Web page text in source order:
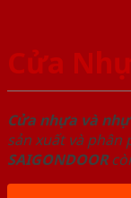
Cửa
Cửa nhựa và
sản xuất và
SAIGONDOOR